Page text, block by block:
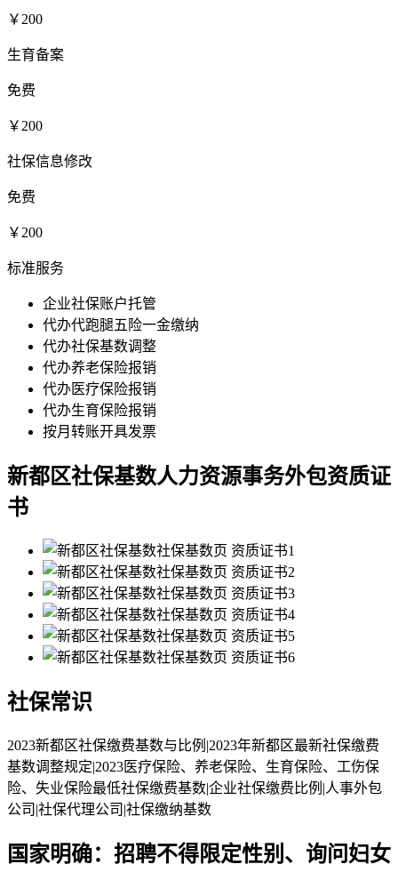
￥200
生育备案
免费
￥200
社保信息修改
免费
￥200
标准服务
企业社保账户托管
代办代跑腿五险一金缴纳
代办社保基数调整
代办养老保险报销
代办医疗保险报销
代办生育保险报销
按月转账开具发票
新都区社保基数人力资源事务外包资质证
书
社保常识
2023新都区社保缴费基数与比例|2023年新都区最新社保缴费
基数调整规定|2023医疗保险、养老保险、生育保险、工伤保
险、失业保险最低社保缴费基数|企业社保缴费比例|人事外包
公司|社保代理公司|社保缴纳基数
国家明确：招聘不得限定性别、询问妇女